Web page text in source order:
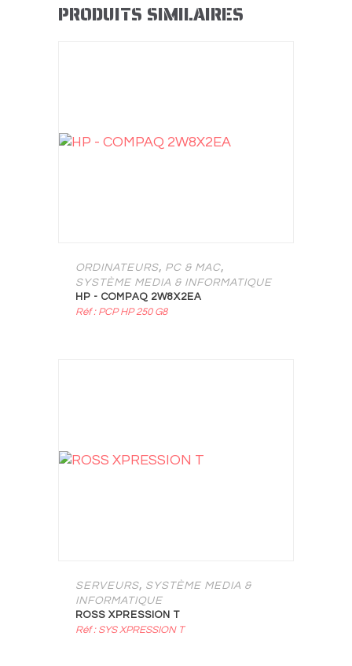
PRODUITS SIMILAIRES
ORDINATEURS, PC & MAC,
SYSTÈME MEDIA & INFORMATIQUE
HP - COMPAQ 2W8X2EA
Réf : PCP HP 250 G8
SERVEURS, SYSTÈME MEDIA &
INFORMATIQUE
ROSS XPRESSION T
Réf : SYS XPRESSION T